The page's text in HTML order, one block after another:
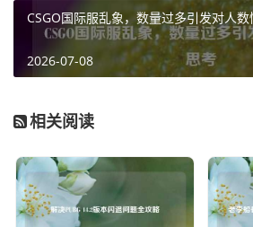
王者荣耀电视插曲不仅在游戏玩家中
更广泛的范围内获得了认可，它们随
千家万户，成为了许多人生活中的一
观看游戏相关节目，还是在网络视
受到王者荣耀的魅力。
对于玩家来说,王者荣耀电视插曲已经
是他们与游戏情感连接的纽带，在游
曲能激发玩家的斗志，让他们更加投
CSGO国际服乱象，数量过多引发对人
2026-07-08
相关阅读